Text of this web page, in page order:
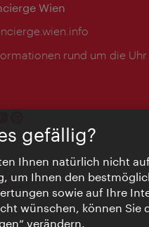
Wien
rund um die Uhr
gefällig?
Ihnen natürlich nicht
um Ihnen den
sowie auf Ihre
wünschen, können Sie
verändern.